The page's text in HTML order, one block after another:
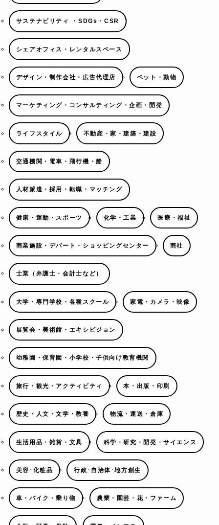
サステナビリティ ・SDGs・CSR
シェアオフィス・レンタルスペース
デザイン・制作会社・広告代理店 ペット・動物
マーケティング・コンサルティング・企画・開発
ライフスタイル 不動産・家・建築・建設
交通機関・電車・飛行機・船
人材派遣・採用・転職・マッチング
健康・運動・スポーツ 化学・工業 医療・福祉
商業施設・デパート・ショッピングセンター 商社
士業（弁護士・会計士など）
大学・専門学校・各種スクール 家電・カメラ・映像
展覧会・美術館・エキシビジョン
幼稚園・保育園・小学校・子供向け教育機関
旅行・観光・アクティビティ 本・出版・印刷
歴史・人文・文学・教養 物流・運送・倉庫
生活用品・雑貨・文具 科学・研究・開発・サイエンス
美容･化粧品 行政･自治体･地方創生
車・バイク・乗り物 農業・園芸・花・ファーム